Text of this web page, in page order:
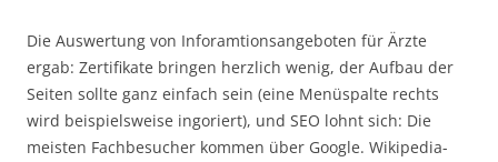
Die Auswertung von Inforamtionsangeboten für Ärzte
ergab: Zertifikate bringen herzlich wenig, der Aufbau der
Seiten sollte ganz einfach sein (eine Menüspalte rechts
wird beispielsweise ingoriert), und SEO lohnt sich: Die
meisten Fachbesucher kommen über Google. Wikipedia-